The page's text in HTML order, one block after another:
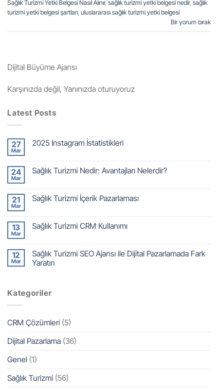
Sağlık Turizmi Yetki Belgesi Nasıl Alınır, sağlık turizmi yetki belgesi nedir, sağlık
turizmi yetki belgesi şartları, uluslararası sağlık turizmi yetki belgesi
Bir yorum bırak
Dijital Büyüme Ajansı
Karşınızda değil, Yanınızda oturuyoruz
Latest Posts
27
Mar
2025 Instagram İstatistikleri
24
Mar
Sağlık Turizmi Nedir: Avantajları Nelerdir?
21
Mar
Sağlık Turizmi İçerik Pazarlaması
13
Mar
Sağlık Turizmi CRM Kullanımı
12
Mar
Sağlık Turizmi SEO Ajansı ile Dijital Pazarlamada Fark
Yaratın
Kategoriler
CRM Çözümleri (5)
Dijital Pazarlama (36)
Genel (1)
Sağlık Turizmi (56)